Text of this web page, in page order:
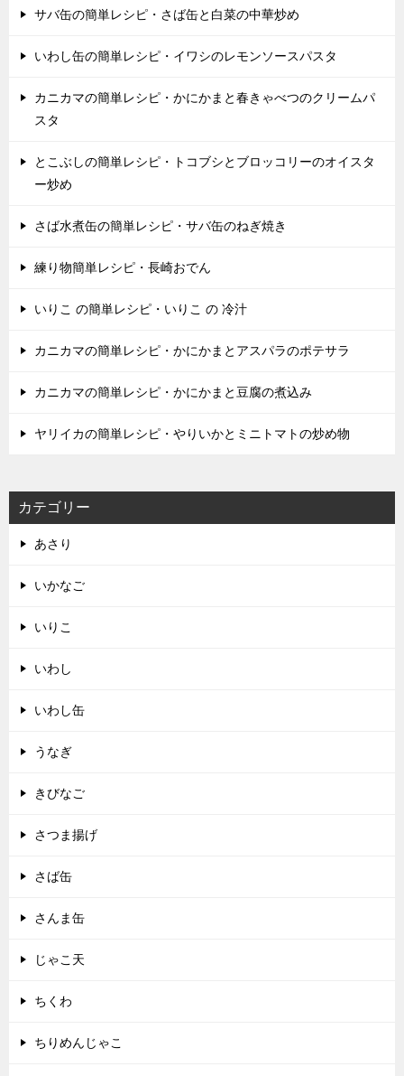
サバ缶の簡単レシピ・さば缶と白菜の中華炒め
いわし缶の簡単レシピ・イワシのレモンソースパスタ
カニカマの簡単レシピ・かにかまと春きゃべつのクリームパ
スタ
とこぶしの簡単レシピ・トコブシとブロッコリーのオイスタ
ー炒め
さば水煮缶の簡単レシピ・サバ缶のねぎ焼き
練り物簡単レシピ・長崎おでん
いりこ の簡単レシピ・いりこ の 冷汁
カニカマの簡単レシピ・かにかまとアスパラのポテサラ
カニカマの簡単レシピ・かにかまと豆腐の煮込み
ヤリイカの簡単レシピ・やりいかとミニトマトの炒め物
カテゴリー
あさり
いかなご
いりこ
いわし
いわし缶
うなぎ
きびなご
さつま揚げ
さば缶
さんま缶
じゃこ天
ちくわ
ちりめんじゃこ